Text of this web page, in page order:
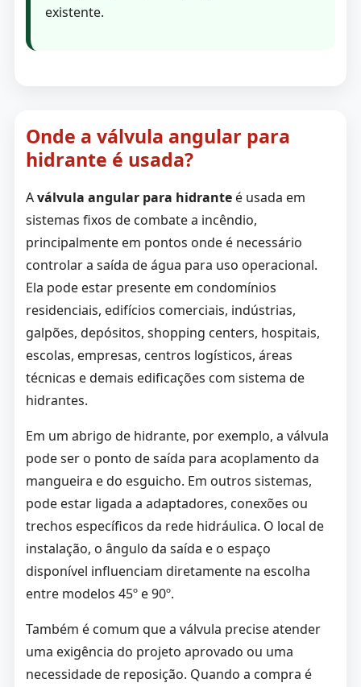
existente.
Onde a válvula angular para
hidrante é usada?
Aválvula angular para hidranteé usada em
sistemas fixos de combate a incêndio,
principalmente em pontos onde é necessário
controlar a saída de água para uso operacional.
Ela pode estar presente em condomínios
residenciais, edifícios comerciais, indústrias,
galpões, depósitos, shopping centers, hospitais,
escolas, empresas, centros logísticos, áreas
técnicas e demais edificações com sistema de
hidrantes.
Em um abrigo de hidrante, por exemplo, a válvula
pode ser o ponto de saída para acoplamento da
mangueira e do esguicho. Em outros sistemas,
pode estar ligada a adaptadores, conexões ou
trechos específicos da rede hidráulica. O local de
instalação, o ângulo da saída e o espaço
disponível influenciam diretamente na escolha
entre modelos 45º e 90º.
Também é comum que a válvula precise atender
uma exigência do projeto aprovado ou uma
necessidade de reposição. Quando a compra é